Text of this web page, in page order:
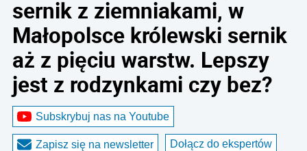
sernik z ziemniakami, w
Małopolsce królewski sernik
aż z pięciu warstw. Lepszy
jest z rodzynkami czy bez?
Subskrybuj nas na Youtube
Zapisz się na newsletter Dołącz do ekspertów